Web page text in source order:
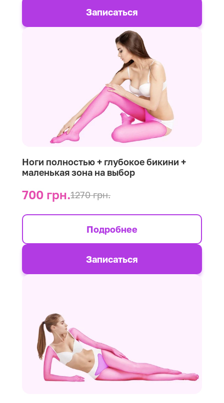
Записаться
Ноги полностью + глубокое бикини +
маленькая зона на выбор
700 грн.1270 грн.
Подробнее
Записаться